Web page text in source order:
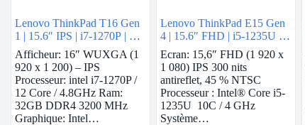
Lenovo ThinkPad T16 Gen
1 | 15.6″ IPS | i7-1270P | 32
GB Ram | intel Iris Xe | 512
GB SSD
Afficheur: 16″ WUXGA (1
920 x 1 200) – IPS
Processeur: intel i7-1270P /
12 Core / 4.8GHz Ram:
32GB DDR4 3200 MHz
Graphique: Intel…
Lenovo ThinkPad E15 Gen
4 | 15.6″ FHD | i5-1235U |
8Gb Ram | Nvidia MX550 |
512 GB SSD
Ecran: 15,6″ FHD (1 920 x
1 080) IPS 300 nits
antireflet, 45 % NTSC
Processeur : Intel® Core i5-
1235U 10C / 4 GHz
Système…